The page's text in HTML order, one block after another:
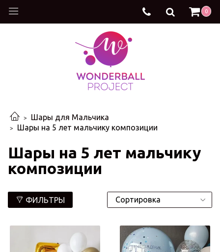
0
Шары для Мальчика
Шары на 5 лет мальчику композиции
Шары на 5 лет мальчику
композиции
ФИЛЬТРЫ